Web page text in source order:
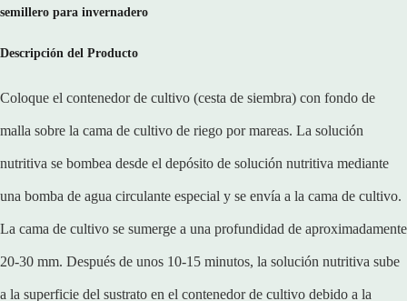
semillero para invernadero
Descripción del Producto
Coloque el contenedor de cultivo (cesta de siembra) con fondo de
malla sobre la cama de cultivo de riego por mareas. La solución
nutritiva se bombea desde el depósito de solución nutritiva mediante
una bomba de agua circulante especial y se envía a la cama de cultivo.
La cama de cultivo se sumerge a una profundidad de aproximadamente
20-30 mm. Después de unos 10-15 minutos, la solución nutritiva sube
a la superficie del sustrato en el contenedor de cultivo debido a la